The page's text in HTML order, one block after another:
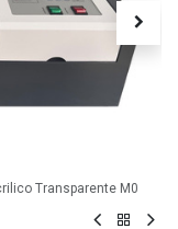
Transparente M0